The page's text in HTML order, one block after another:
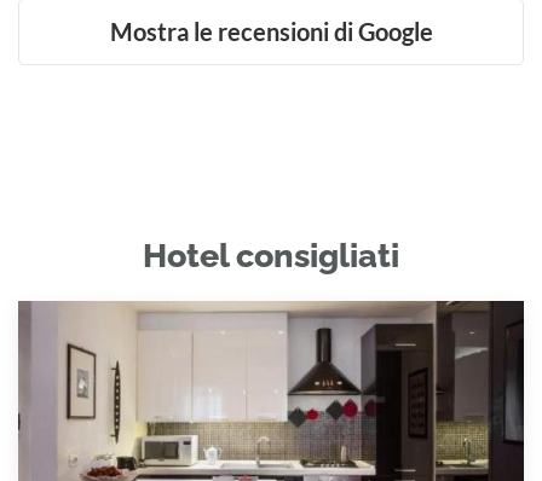
Mostra le recensioni di Google
Hotel consigliati